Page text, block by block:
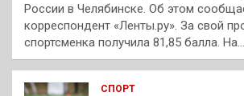
России в Челябинске. Об этом
корреспондент «Ленты.ру». За свой
спортсменка получила 81,85 балла. На…
СПОРТ